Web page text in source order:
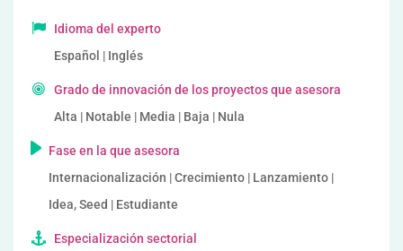
Idioma del experto
Español | Inglés
Grado de innovación de los proyectos que asesora
Alta | Notable | Media | Baja | Nula
Fase en la que asesora
Internacionalización | Crecimiento | Lanzamiento |
Idea, Seed | Estudiante
Especialización sectorial